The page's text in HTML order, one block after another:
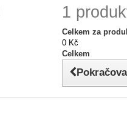
1
Celkem za
0 Kč
Celkem